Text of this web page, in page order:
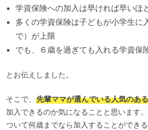
学資保険への加入は早ければ早いほ
多くの学資保険は子どもが小学生に
で）が上限
でも、６歳を過ぎても入れる学資保
とお伝えしました。
そこで、 先輩ママが選んでいる人気のあ
加入できるのか気になることと思います
ついて何歳までなら加入することができ